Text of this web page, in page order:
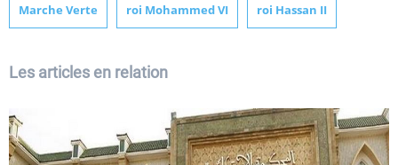
Marche Verte roi Mohammed VI roi Hassan II
Les articles en relation